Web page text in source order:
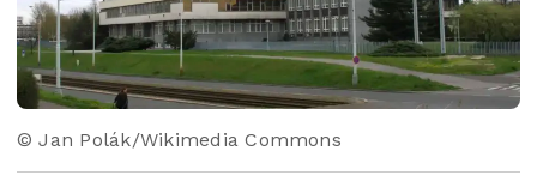
© Jan Polák/Wikimedia Commons